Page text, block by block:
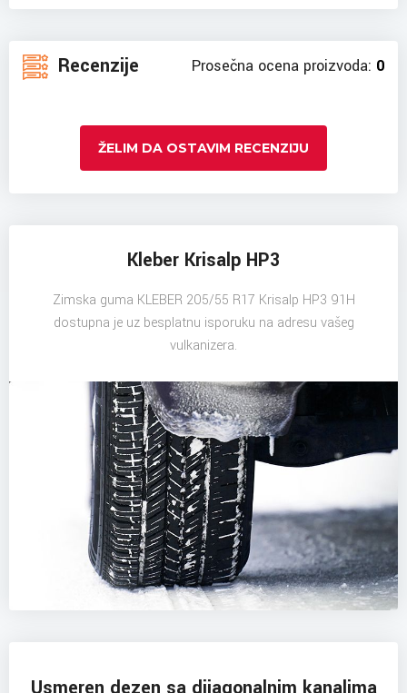
Recenzije Prosečna ocena proizvoda: 0
ŽELIM DA OSTAVIM RECENZIJU
Kleber Krisalp HP3
Zimska guma KLEBER 205/55 R17 Krisalp HP3 91H
dostupna je uz besplatnu isporuku na adresu vašeg
vulkanizera.